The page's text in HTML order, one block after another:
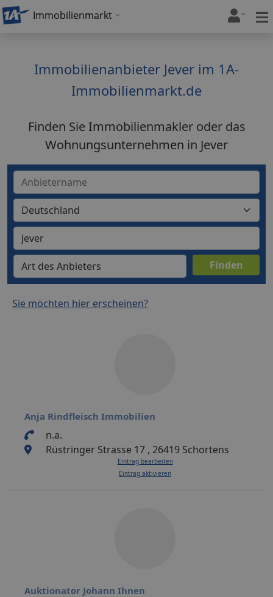
Immobilienmarkt
Immobilienanbieter Jever im 1A-
Immobilienmarkt.de
Finden Sie Immobilienmakler oder das
Wohnungsunternehmen in Jever
Sie möchten hier erscheinen?
Anja Rindfleisch Immobilien
n.a.
Rüstringer Strasse 17 , 26419 Schortens
Eintrag bearbeiten
Eintrag aktivieren
Auktionator Johann Ihnen